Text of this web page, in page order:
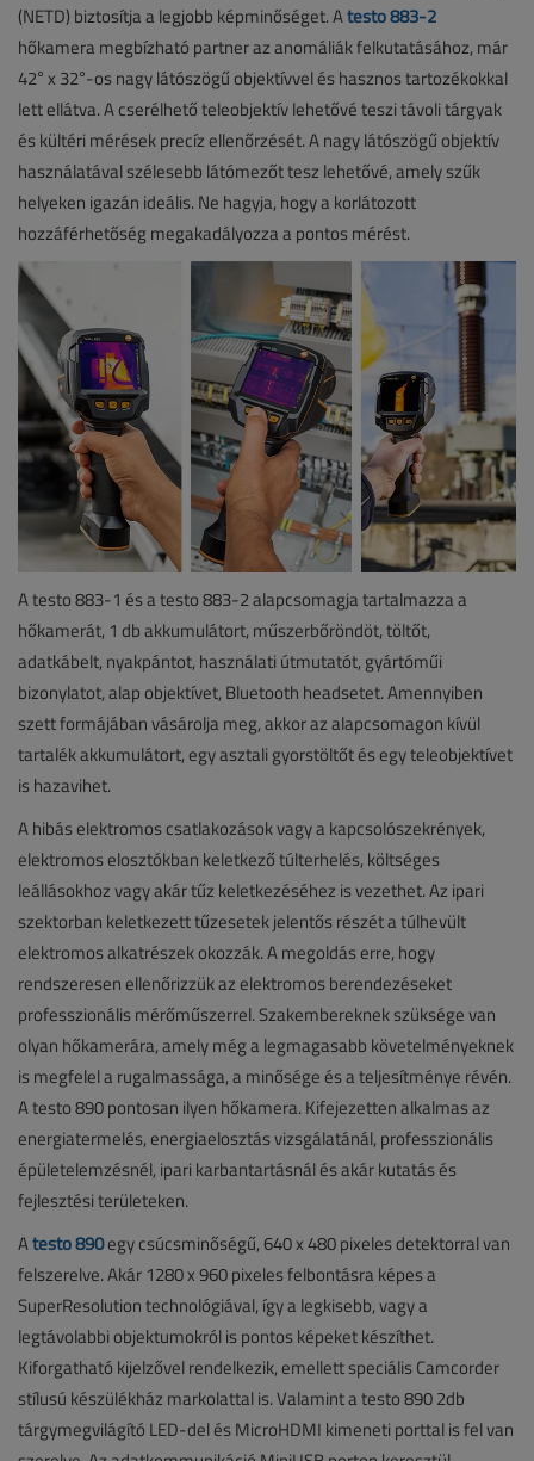
(NETD) biztosítja a legjobb képminőséget. Atesto 883-2
hőkamera megbízható partner az anomáliák felkutatásához, már
42° x 32°-os nagy látószögű objektívvel és hasznos tartozékokkal
lett ellátva. A cserélhető teleobjektív lehetővé teszi távoli tárgyak
és kültéri mérések precíz ellenőrzését. A nagy látószögű objektív
használatával szélesebb látómezőt tesz lehetővé, amely szűk
helyeken igazán ideális. Ne hagyja, hogy a korlátozott
hozzáférhetőség megakadályozza a pontos mérést.
A testo 883-1 és a testo 883-2 alapcsomagja tartalmazza a
hőkamerát, 1 db akkumulátort, műszerbőröndöt, töltőt,
adatkábelt, nyakpántot, használati útmutatót, gyártóműi
bizonylatot, alap objektívet, Bluetooth headsetet. Amennyiben
szett formájában vásárolja meg, akkor az alapcsomagon kívül
tartalék akkumulátort, egy asztali gyorstöltőt és egy teleobjektívet
is hazavihet.
A hibás elektromos csatlakozások vagy a kapcsolószekrények,
elektromos elosztókban keletkező túlterhelés, költséges
leállásokhoz vagy akár tűz keletkezéséhez is vezethet. Az ipari
szektorban keletkezett tűzesetek jelentős részét a túlhevült
elektromos alkatrészek okozzák. A megoldás erre, hogy
rendszeresen ellenőrizzük az elektromos berendezéseket
professzionális mérőműszerrel. Szakembereknek szüksége van
olyan hőkamerára, amely még a legmagasabb követelményeknek
is megfelel a rugalmassága, a minősége és a teljesítménye révén.
A testo 890 pontosan ilyen hőkamera. Kifejezetten alkalmas az
energiatermelés, energiaelosztás vizsgálatánál, professzionális
épületelemzésnél, ipari karbantartásnál és akár kutatás és
fejlesztési területeken.
Atesto 890egy csúcsminőségű, 640 x 480 pixeles de­tektorral van
felszerelve. Akár 1280 x 960 pixeles felbontásra képes a
SuperResolution technológiával, így a legkisebb, vagy a
legtávolabbi objektumokról is pontos képeket készíthet.
Kiforgatható kijelzővel rendelkezik, emellett speciális Camcorder
stílusú készülékház markolattal is. Valamint a testo 890 2db
tárgymegvilágító LED-del és MicroHDMI kimeneti porttal is fel van